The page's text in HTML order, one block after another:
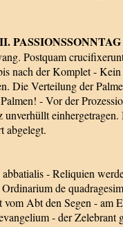
PASSIONSSONNTAG
Postquam
nach der Komplet -
Die Verteilung der
- Vor der
abgelegt.
- Reliquien
de
Abt den Segen - am
- der